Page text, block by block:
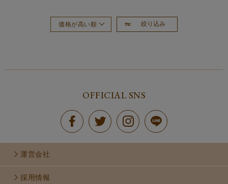
絞り込み
価格が高い順
OFFICIAL SNS
運営会社
採用情報